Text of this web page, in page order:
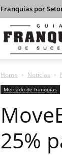
Franquias por
Home Notícias
Mercado de franquias
25%